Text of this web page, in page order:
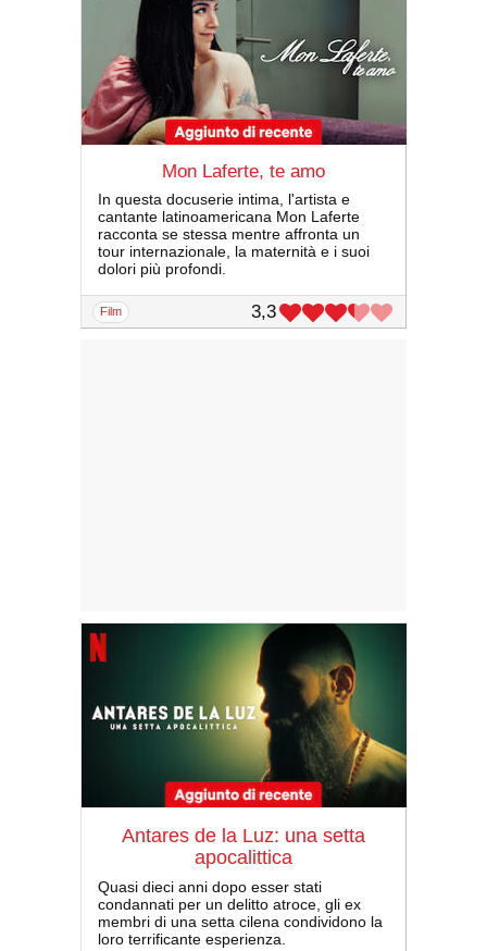
Mon Laferte, te amo
In questa docuserie intima, l'artista e
cantante latinoamericana Mon Laferte
racconta se stessa mentre affronta un
tour internazionale, la maternità e i suoi
dolori più profondi.
film 3,3
Antares de la Luz: una setta
apocalittica
Quasi dieci anni dopo esser stati
condannati per un delitto atroce, gli ex
membri di una setta cilena condividono la
loro terrificante esperienza.